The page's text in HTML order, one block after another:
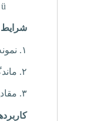
ü
شرایط
۱.
۲.
۳.